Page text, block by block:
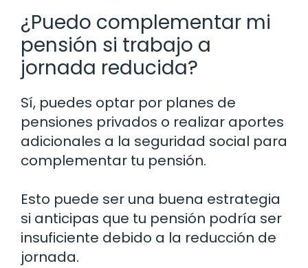
¿Puedo complementar mi
pensión si trabajo a
jornada reducida?
Sí, puedes optar por planes de
pensiones privados o realizar aportes
adicionales a la seguridad social para
complementar tu pensión.
Esto puede ser una buena estrategia
si anticipas que tu pensión podría ser
insuficiente debido a la reducción de
jornada.